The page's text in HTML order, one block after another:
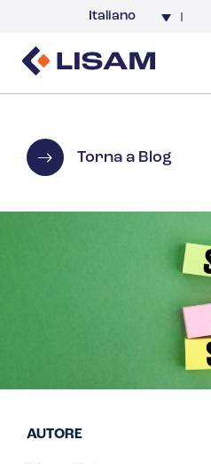
Italiano
Torna a Blog
AUTORE